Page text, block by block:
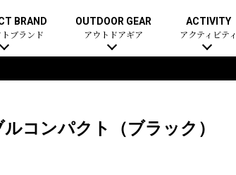
BRAND
ブランド
OUTDOOR GEAR
アウトドアギア
ACTIVITY
アクティビティ
コンパクト（ブラック）